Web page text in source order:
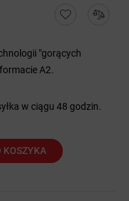
"gorących
A2.
w ciągu 48 godzin.
KOSZYKA